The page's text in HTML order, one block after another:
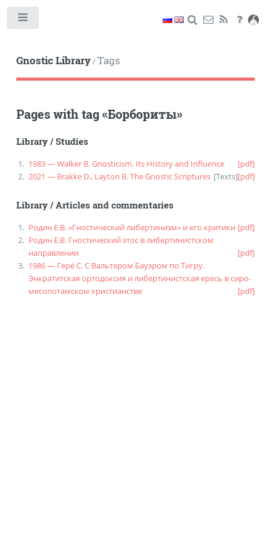
Gnostic Library/Tags
Pages with tag«Борбориты»
Library/Studies
1983 — Walker B. Gnosticism. Its History and Influence
[pdf]
2021 — Brakke D., Layton B. The Gnostic Scriptures [Texts][pdf]
Library/Articles and commentaries
Родин Е.В. «Гностический либертинизм» и его критики [pdf]
Родин Е.В. Гностический этос в либертинистском
направлении
[pdf]
1986 — Герё С. С Вальтером Бауэром по Тигру.
Энкратитская ортодоксия и либертинистская ересь в сиро-
месопотамском христианстве
[pdf]